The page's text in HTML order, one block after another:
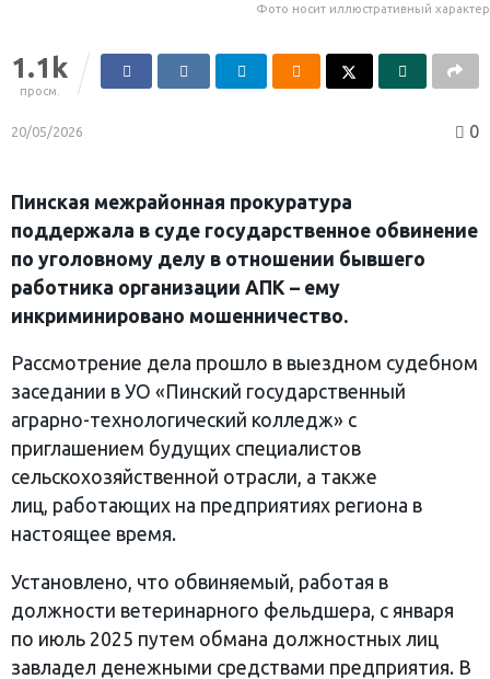
Фото носит иллюстративный характер
1.1k
просм.
20/05/2026 0
Пинская межрайонная прокуратура
поддержала в суде государственное обвинение
по уголовному делу в отношении бывшего
работника организации АПК – ему
инкриминировано мошенничество.
Рассмотрение дела прошло в выездном судебном
заседании в УО «Пинский государственный
аграрно-технологический колледж» с
приглашением будущих специалистов
сельскохозяйственной отрасли, а также
лиц, работающих на предприятиях региона в
настоящее время.
Установлено, что обвиняемый, работая в
должности ветеринарного фельдшера, с января
по июль 2025 путем обмана должностных лиц
завладел денежными средствами предприятия. В